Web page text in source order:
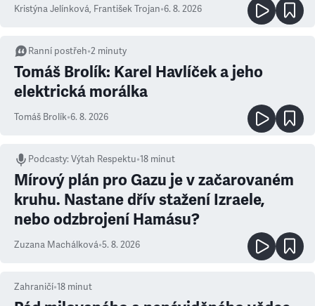
Kristýna Jelínková, František Trojan•6. 8. 2026
Ranní postřeh•2 minuty
Tomáš Brolík: Karel Havlíček a jeho
elektrická morálka
Tomáš Brolík•6. 8. 2026
Podcasty:Výtah Respektu•18 minut
Mírový plán pro Gazu je v začarovaném
kruhu. Nastane dřív stažení Izraele,
nebo odzbrojení Hamásu?
Zuzana Machálková•5. 8. 2026
Zahraničí•18 minut